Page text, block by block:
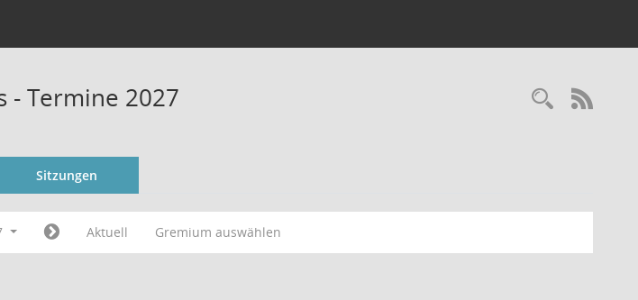
- Termine 2027
Sitzungen
Aktuell Gremium auswählen